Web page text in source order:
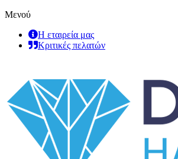
Μενού
Η εταιρεία μας
Κριτικές πελατών